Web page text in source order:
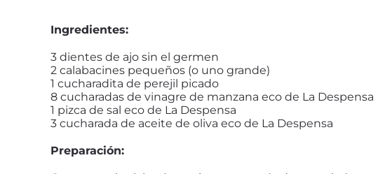
Ingredientes:
3 dientes de ajo sin el germen
2 calabacines pequeños (o uno grande)
1 cucharadita de perejil picado
8 cucharadas de vinagre de manzana eco de La Despensa
1 pizca de sal eco de La Despensa
3 cucharada de aceite de oliva eco de La Despensa
Preparación: